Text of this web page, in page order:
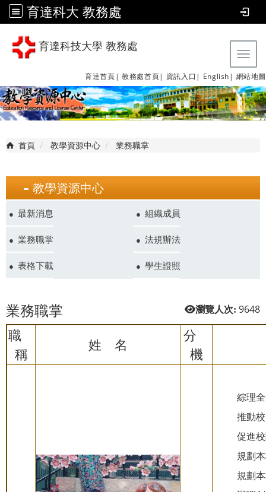
育達科大 教務處
育達科技大學 教務處
育達首頁| 教務處首頁| 資訊入口| English| 網站地圖
首頁 教學資源中心 業務職掌
教學資源中心
最新消息 組織成員
業務職掌 法規辦法
表格下載 學生證照
瀏覽人次: 9648
業務職掌
職
稱
姓 名
分
機
綜理
推動
促進
規劃
規劃